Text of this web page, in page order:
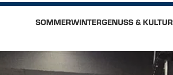
SOMMERWINTERGENUSS & KULTUR